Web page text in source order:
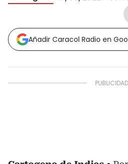
Añadir Caracol Radio en